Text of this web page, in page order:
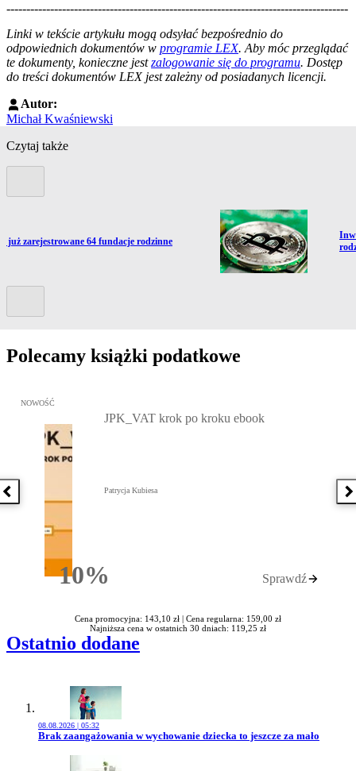
--------------------------------------------------------------------------------------
Linki w tekście artykułu mogą odsyłać bezpośrednio do
odpowiednich dokumentów w programie LEX. Aby móc przeglądać
te dokumenty, konieczne jestzalogowanie się do programu. Dostęp
do treści dokumentów LEX jest zależny od posiadanych licencji.
Autor:
Michał Kwaśniewski
Czytaj także
do artykułu:
już zarejestrowane 64 fundacje rodzinne
Polecamy książki podatkowe
Poprzednia książka
Przejdź do: JPK_VAT krok po kroku ebook, Patrycja Kubiesa -
NOWOŚĆ
10%Rabatu
JPK_VAT krok po kroku ebook
Patrycja Kubiesa
Sprawdź
Cena promocyjna: 143,10 zł | Cena regularna: 159,00 zł
Najniższa cena w ostatnich 30 dniach: 119,25 zł
Ostatnio dodane
08.08.2026 | 05:32
Przejdź do artykułu:
Brak zaangażowania w wychowanie dziecka to jeszcze za mało